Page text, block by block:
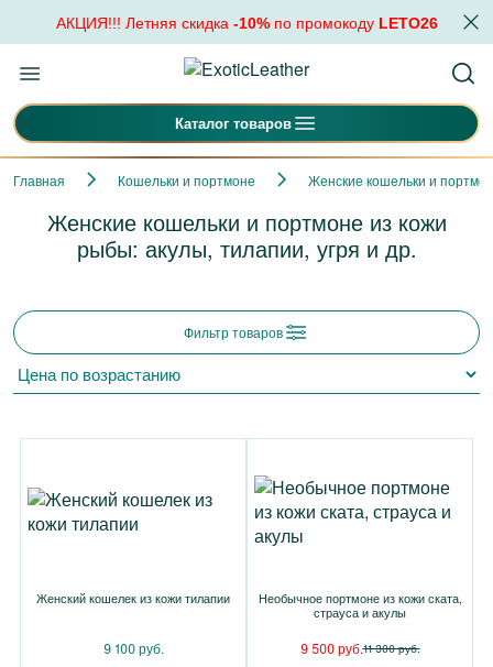
АКЦИЯ!!! Летняя скидка -10%по промокоду LETO26
Каталог товаров
Главная Кошельки и портмоне Женские кошельки и
Женские кошельки и портмоне из кожи
рыбы: акулы, тилапии, угря и др.
Фильтр товаров
Женский кошелек из кожи тилапии
9 100 руб.
Необычное портмоне из кожи ската,
страуса и акулы
9 500 руб.11 300 руб.